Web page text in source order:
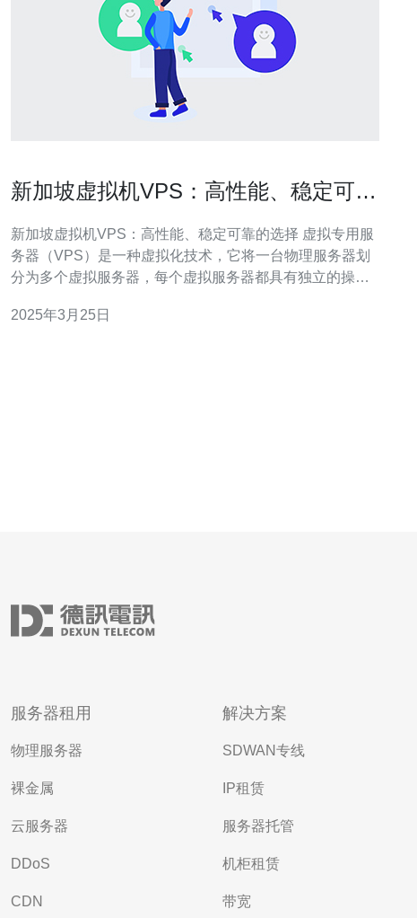
新加坡虚拟机VPS：高性能、稳定可靠
新加坡虚拟机VPS：高性能、稳定可靠的选择 虚拟专用服
务器（VPS）是一种虚拟化技术，它将一台物理服务器划
分为多个虚拟服务器，每个虚拟服务器都具有独立的操作
2025年3月25日
服务器租用
物理服务器
裸金属
云服务器
DDoS
CDN
解决方案
SDWAN专线
IP租赁
服务器托管
机柜租赁
带宽